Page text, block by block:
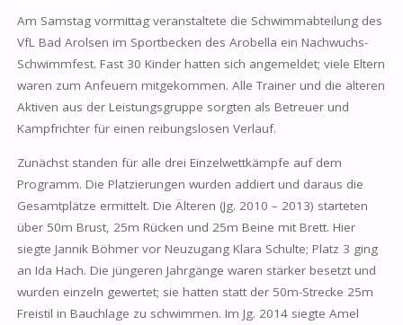
Am Samstag vormittag veranstaltete die Schwimmabteilung des
VfL Bad Arolsen im Sportbecken des Arobella ein Nachwuchs-
Schwimmfest. Fast 30 Kinder hatten sich angemeldet; viele Eltern
waren zum Anfeuern mitgekommen. Alle Trainer und die älteren
Aktiven aus der Leistungsgruppe sorgten als Betreuer und
Kampfrichter für einen reibungslosen Verlauf.
Zunächst standen für alle drei Einzelwettkämpfe auf dem
Programm. Die Platzierungen wurden addiert und daraus die
Gesamtplätze ermittelt. Die Älteren (Jg. 2010 – 2013) starteten
über 50m Brust, 25m Rücken und 25m Beine mit Brett. Hier
siegte Jannik Böhmer vor Neuzugang Klara Schulte; Platz 3 ging
an Ida Hach. Die jüngeren Jahrgänge waren stärker besetzt und
wurden einzeln gewertet; sie hatten statt der 50m-Strecke 25m
Freistil in Bauchlage zu schwimmen. Im Jg. 2014 siegte Amel